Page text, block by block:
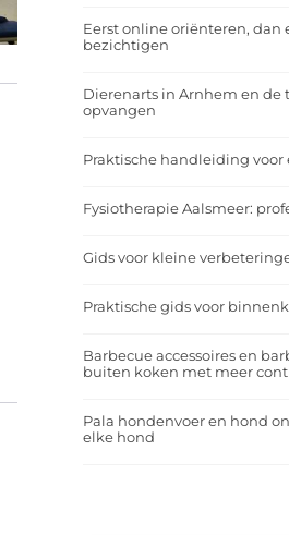
Eerst online oriënteren, dan
bezichtigen
Dierenarts in Arnhem en de
opvangen
Praktische handleiding voor
Fysiotherapie Aalsmeer:
Gids voor kleine
Praktische gids voor
Barbecue accessoires en
buiten koken met meer
Pala hondenvoer en hond
elke hond